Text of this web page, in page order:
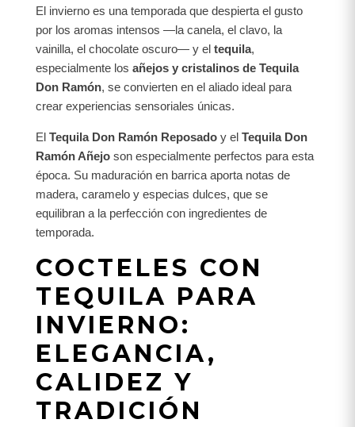
El invierno es una temporada que despierta el gusto
por los aromas intensos —la canela, el clavo, la
vainilla, el chocolate oscuro— y el tequila,
especialmente los añejos y cristalinos de Tequila
Don Ramón, se convierten en el aliado ideal para
crear experiencias sensoriales únicas.
El Tequila Don Ramón Reposado y el Tequila Don
Ramón Añejo son especialmente perfectos para esta
época. Su maduración en barrica aporta notas de
madera, caramelo y especias dulces, que se
equilibran a la perfección con ingredientes de
temporada.
COCTELES CON
TEQUILA PARA
INVIERNO:
ELEGANCIA,
CALIDEZ Y
TRADICIÓN